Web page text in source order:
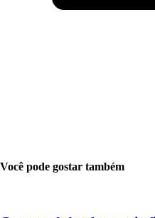
Você pode gostar também